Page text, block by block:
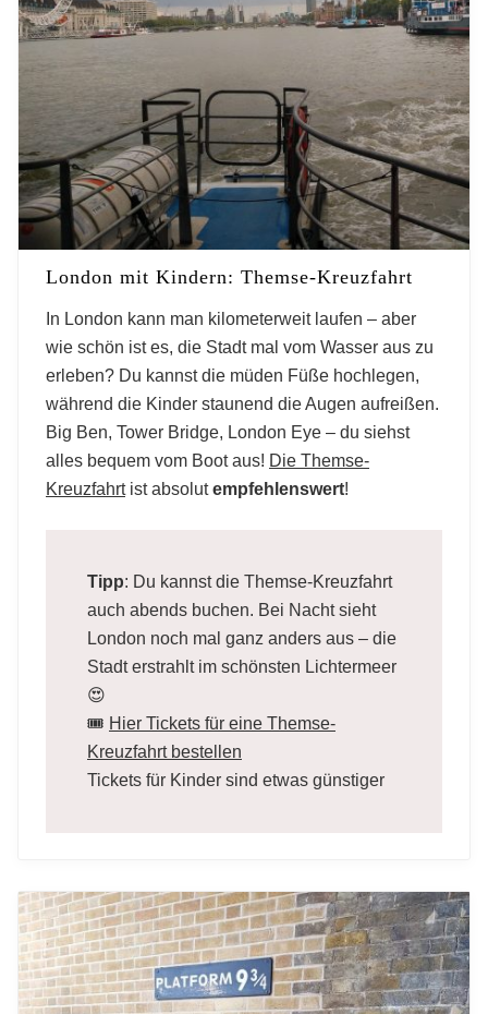
London mit Kindern: Themse-Kreuzfahrt
In London kann man kilometerweit laufen – aber
wie schön ist es, die Stadt mal vom Wasser aus zu
erleben? Du kannst die müden Füße hochlegen,
während die Kinder staunend die Augen aufreißen.
Big Ben, Tower Bridge, London Eye – du siehst
alles bequem vom Boot aus! Die Themse-
Kreuzfahrtist absolutempfehlenswert!
Tipp: Du kannst die Themse-Kreuzfahrt
auch abends buchen. Bei Nacht sieht
London noch mal ganz anders aus – die
Stadt erstrahlt im schönsten Lichtermeer
😍
🎟️ Hier Tickets für eine Themse-
Kreuzfahrt bestellen
Tickets für Kinder sind etwas günstiger